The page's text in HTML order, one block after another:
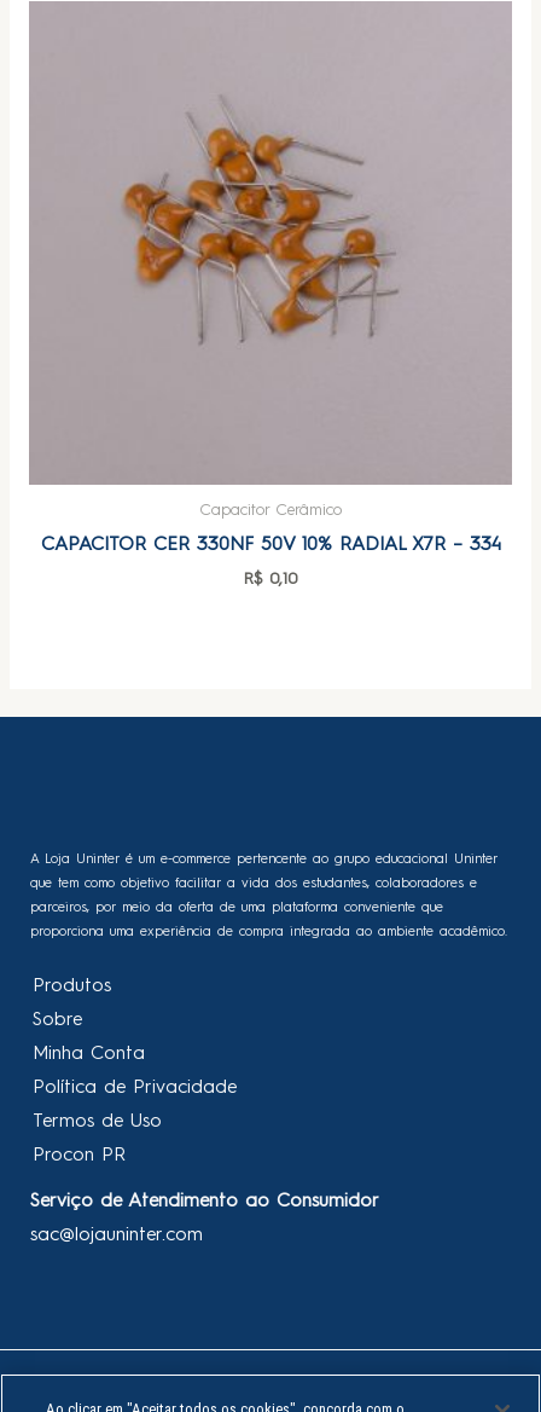
Capacitor Cerâmico
CAPACITOR CER 330NF 50V 10% RADIAL X7R – 334
R$0,10
A Loja Uninter é um e-commerce pertencente ao grupo educacional Uninter
que tem como objetivo facilitar a vida dos estudantes, colaboradores e
parceiros, por meio da oferta de uma plataforma conveniente que
proporciona uma experiência de compra integrada ao ambiente acadêmico.
Produtos
Sobre
Minha Conta
Política de Privacidade
Termos de Uso
Procon PR
Serviço de Atendimento ao Consumidor
sac@lojauninter.com
Ao clicar em "Aceitar todos os cookies", concorda com o